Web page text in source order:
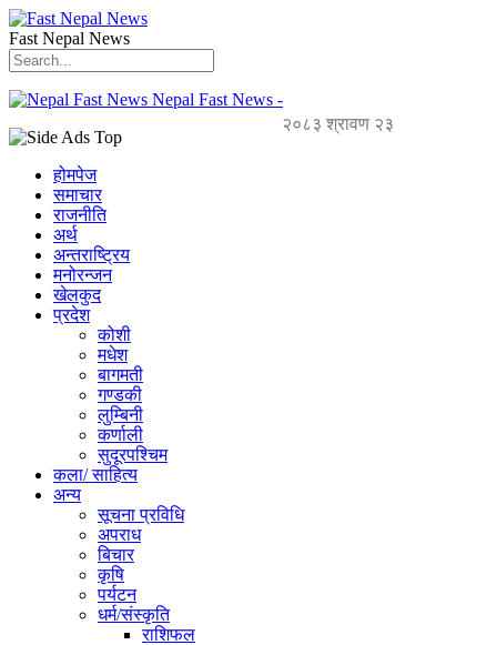
Fast Nepal News
Nepal Fast News -
२०८३ श्रावण २३
होमपेज
समाचार
राजनीति
अर्थ
अन्तराष्ट्रिय
मनोरन्जन
खेलकुद
प्रदेश
कोशी
मधेश
बागमती
गण्डकी
लुम्बिनी
कर्णाली
सुदूरपश्चिम
कला/ साहित्य
अन्य
सूचना प्रविधि
अपराध
बिचार
कृषि
पर्यटन
धर्म/संस्कृति
राशिफल